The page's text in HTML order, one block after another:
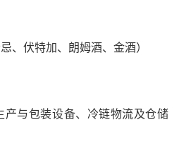
、伏特加、朗姆酒、金酒）
与包装设备、冷链物流及仓储